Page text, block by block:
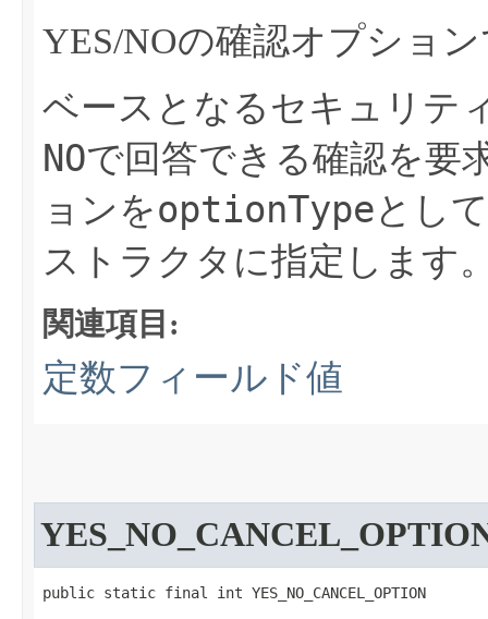
YES/NOの確認オプショ
ベースとなるセキュリテ
NOで回答できる確認を要
ョンをoptionTypeとして
ストラクタに指定します
関連項目:
定数フィールド値
public static final int YES_NO_CANCEL_OPTION